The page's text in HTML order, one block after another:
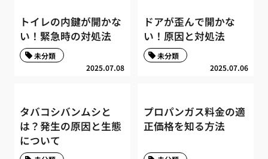
トイレの内鍵が開かな
い！緊急時の対処法
2025.07.08
未分類
ドアが歪んで開かな
い！原因と対処法
2025.07.06
未分類
タバコシバンムシと
は？発生の原因と生態
について
プロパンガス料金の適
正価格を知る方法